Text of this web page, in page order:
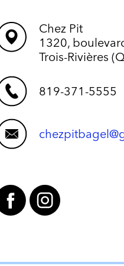
Chez Pit
1320,
Trois-Rivières
819-371-5555